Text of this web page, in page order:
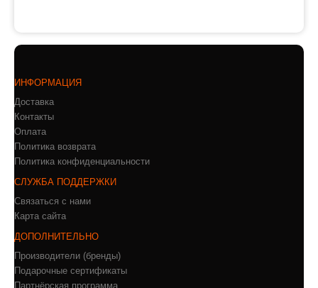
ИНФОРМАЦИЯ
Доставка
Контакты
Оплата
Политика возврата
Политика конфиденциальности
СЛУЖБА ПОДДЕРЖКИ
Связаться с нами
Карта сайта
ДОПОЛНИТЕЛЬНО
Производители (бренды)
Подарочные сертификаты
Партнёрская программа